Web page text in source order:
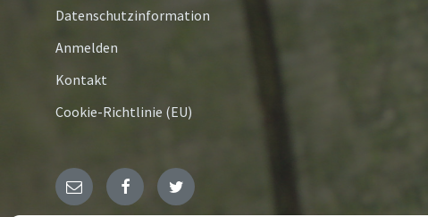
Datenschutzinformation
Anmelden
Kontakt
Cookie-Richtlinie (EU)
E- FacebookTwitter